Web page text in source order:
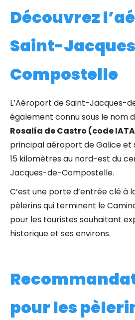
Découvrez
Saint-
Compostelle
L’Aéroport de Saint-Jacques-
également connu sous le nom
Rosalía de Castro (code IATA
principal aéroport de Galice et
15 kilomètres au nord-est du
Jacques-de-Compostelle.
C’est une porte d’entrée clé à
pèlerins qui terminent le
pour les touristes souhaitant
historique et ses environs.
pour les